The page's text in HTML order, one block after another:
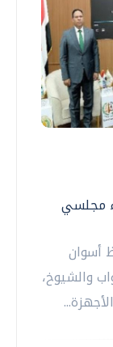
مجلسي
أسوان
والشيوخ،